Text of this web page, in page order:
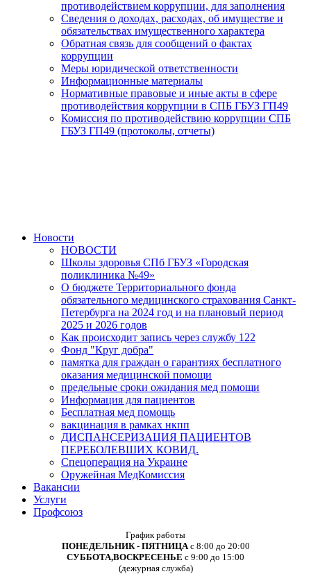
противодействием коррупции, для заполнения
Сведения о доходах, расходах, об имуществе и
обязательствах имущественного характера
Обратная связь для сообщений о фактах
коррупции
Меры юридической ответственности
Информационные материалы
Нормативные правовые и иные акты в сфере
противодействия коррупции в СПБ ГБУЗ ГП49
Комиссия по противодействию коррупции СПБ
ГБУЗ ГП49 (протоколы, отчеты)
Новости
НОВОСТИ
Школы здоровья СПб ГБУЗ «Городская
поликлиника №49»
О бюджете Территориального фонда
обязательного медицинского страхования Санкт-
Петербурга на 2024 год и на плановый период
2025 и 2026 годов
Как происходит запись через службу 122
Фонд "Круг добра"
памятка для граждан о гарантиях бесплатного
оказания медицинской помощи
предельные сроки ожидания мед помощи
Информация для пациентов
Бесплатная мед помощь
вакцинация в рамках нкпп
ДИСПАНСЕРИЗАЦИЯ ПАЦИЕНТОВ
ПЕРЕБОЛЕВШИХ КОВИД.
Спецоперация на Украине
Оружейная МедКомиссия
Вакансии
Услуги
Профсоюз
График работы
ПОНЕДЕЛЬНИК - ПЯТНИЦА с 8:00 до 20:00
СУББОТА,ВОСКРЕСЕНЬЕ с 9:00 до 15:00
(дежурная служба)